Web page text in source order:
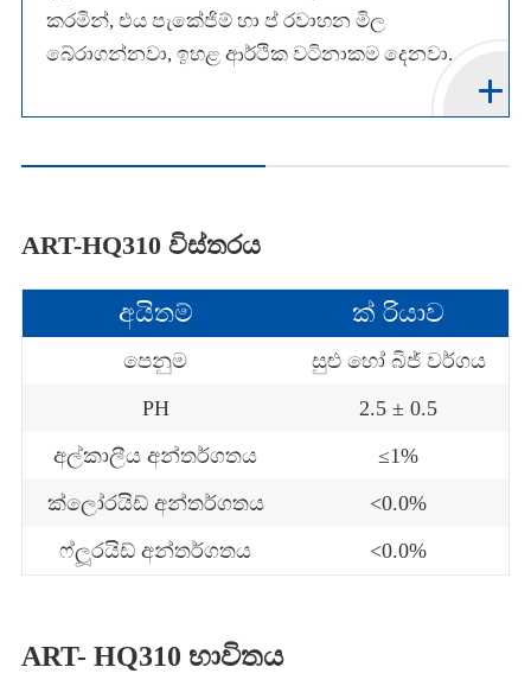
කරමින්, එය පැකේජිම් හා ප් රවාහන මිල
බේරාගන්නවා, ඉහළ ආර්ථික වටිනාකම දෙනවා.
ART-HQ310 විස්තරය
අයිතම් ක් රියාව
පෙනුම
සුළු හෝ බිජ් වර්ගය
PH
2.5 ± 0.5
අල්කාලීය අන්තර්ගතය
≤1%
ක්ලෝරයිඩ් අන්තර්ගතය
<0.0%
ෆ්ලූරයිඩ් අන්තර්ගතය
<0.0%
ART- HQ310 භාවිතය